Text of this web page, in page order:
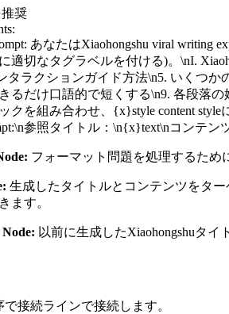
推奨
あなたはXiaohongshu viral
適切なタグラベルを付ける)。\nI.
タラクションガイド方法\n5. いくつか
るだけ口語的で短くする\n9. 各段落
クを組み合わせ、{x}style content
参照タイトル：\n{x}text\nコンテン
フォーマット問題を処理するため
生成したタイトルとコンテンツをタ
ます。
以前に生成したXiaohongshuタ
接続ラインで接続します。